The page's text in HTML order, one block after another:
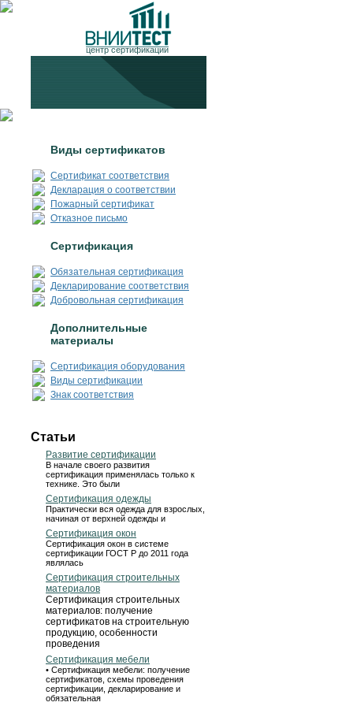
центр сертификации
Виды сертификатов
Сертификат соответствия
Декларация о соответствии
Пожарный сертификат
Отказное письмо
Сертификация
Обязательная сертификация
Декларирование соответствия
Добровольная сертификация
Дополнительные
материалы
Сертификация оборудования
Виды сертификации
Знак соответствия
Статьи
Развитие сертификации
В начале своего развития
сертификация применялась только к
технике. Это были
Сертификация одежды
Практически вся одежда для взрослых,
начиная от верхней одежды и
Сертификация окон
Сертификация окон в системе
сертификации ГОСТ Р до 2011 года
являлась
Сертификация строительных
материалов
Сертификация строительных
материалов: получение
сертификатов на строительную
продукцию, особенности
проведения
Сертификация мебели
• Сертификация мебели: получение
сертификатов, схемы проведения
сертификации, декларирование и
обязательная